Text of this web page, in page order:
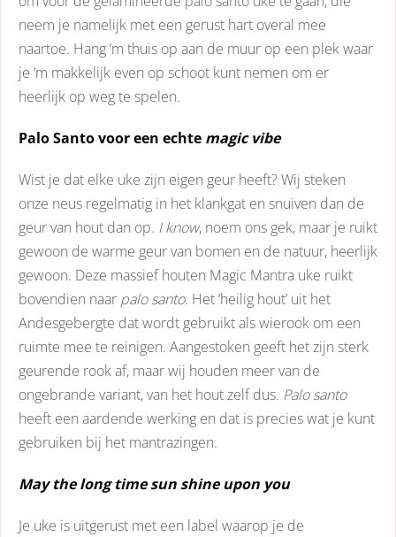
neem je namelijk met een gerust hart overal mee
naartoe. Hang ‘m thuis op aan de muur op een plek waar
je ‘m makkelijk even op schoot kunt nemen om er
heerlijk op weg te spelen.
Palo Santo voor een echte magic vibe
Wist je dat elke uke zijn eigen geur heeft? Wij steken
onze neus regelmatig in het klankgat en snuiven dan de
geur van hout dan op. I know, noem ons gek, maar je ruikt
gewoon de warme geur van bomen en de natuur, heerlijk
gewoon. Deze massief houten Magic Mantra uke ruikt
bovendien naar palo santo. Het ‘heilig hout’ uit het
Andesgebergte dat wordt gebruikt als wierook om een
ruimte mee te reinigen. Aangestoken geeft het zijn sterk
geurende rook af, maar wij houden meer van de
ongebrande variant, van het hout zelf dus. Palo santo
heeft een aardende werking en dat is precies wat je kunt
gebruiken bij het mantrazingen.
May the long time sun shine upon you
Je uke is uitgerust met een label waarop je de